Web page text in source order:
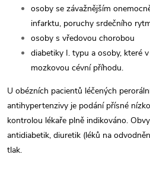
osoby se závažnějším
infarktu, poruchy srdečního
osoby s vředovou chorobou
diabetiky I. typu a osoby, které
mozkovou cévní příhodu.
U obézních pacientů léčených
antihypertenzivy je podání přísné
kontrolou lékaře plně indikováno.
antidiabetik, diuretik (léků na
tlak.